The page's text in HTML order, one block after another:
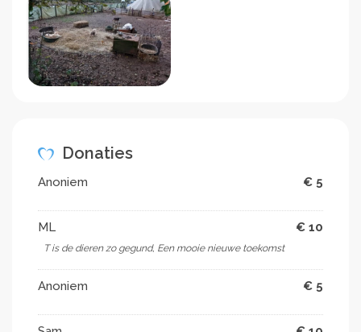
Donaties
Anoniem € 5
ML € 10
T is de dieren zo gegund, Een mooie nieuwe toekomst ️
Anoniem € 5